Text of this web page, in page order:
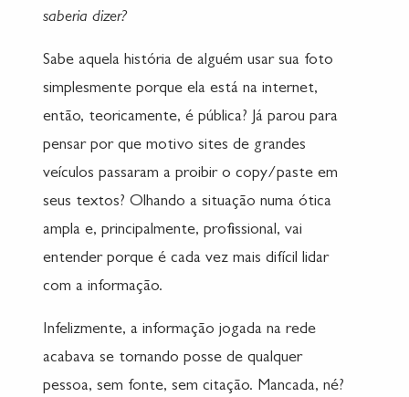
saberia dizer?
Sabe aquela história de alguém usar sua foto
simplesmente porque ela está na internet,
então, teoricamente, é pública? Já parou para
pensar por que motivo sites de grandes
veículos passaram a proibir o copy/paste em
seus textos? Olhando a situação numa ótica
ampla e, principalmente, profissional, vai
entender porque é cada vez mais difícil lidar
com a informação.
Infelizmente, a informação jogada na rede
acabava se tornando posse de qualquer
pessoa, sem fonte, sem citação. Mancada, né?